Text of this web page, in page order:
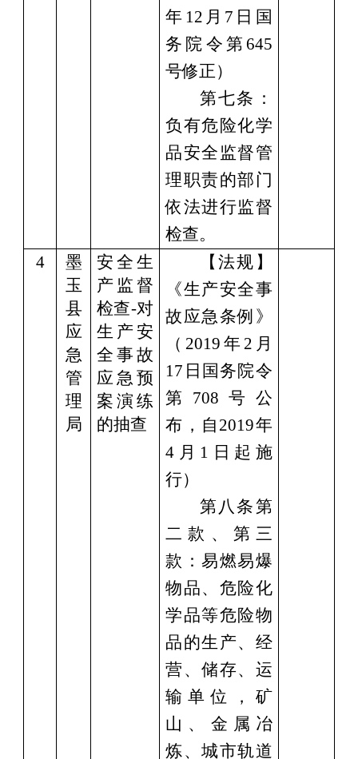
年12月7日国
务院令第645
号修正）
第七条：
负有危险化学
品安全监督管
理职责的部门
依法进行监督
检查。
4
墨
玉
县
应
急
管
理
局
安全生
产监督
检查-对
生产安
全事故
应急预
案演练
的抽查
【法规】
《生产安全事
故应急条例》
（ 2019年2月
17日国务院令
第708号公
布，自2019年
4月1日起施
行）
第八条第
二款、第三
款：易燃易爆
物品、危险化
学品等危险物
品的生产、经
营、储存、运
输单位，矿
山、金属冶
炼、城市轨道